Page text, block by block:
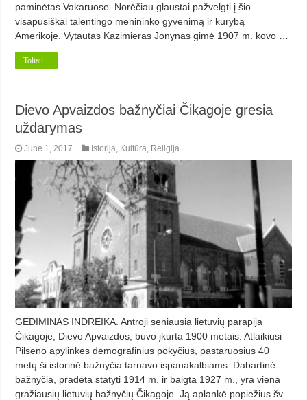
paminėtas Vakaruose. Norėčiau glaustai pažvelgti į šio
visapusiškai talentingo menininko gyvenimą ir kūrybą
Amerikoje. Vytautas Kazimieras Jonynas gimė 1907 m. kovo …
Toliau...
Dievo Apvaizdos bažnyčiai Čikagoje gresia
uždarymas
June 1, 2017 Istorija, Kultūra, Religija
GEDIMINAS INDREIKA. Antroji seniausia lietuvių parapija
Čikagoje, Dievo Apvaizdos, buvo įkurta 1900 metais. Atlaikiusi
Pilseno apylinkės demografinius pokyčius, pastaruosius 40
metų ši istorinė baž­nyčia tarnavo ispanakalbiams. Da­bartinė
bažnyčia, pradėta statyti 1914 m. ir baigta 1927 m., yra viena
gražiausių lietuvių bažnyčių Čikagoje. Ją aplankė popiežius šv.